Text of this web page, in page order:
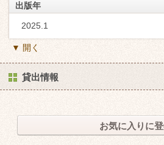
出版年
2025.1
▼ 開く
貸出情報
お気に入りに